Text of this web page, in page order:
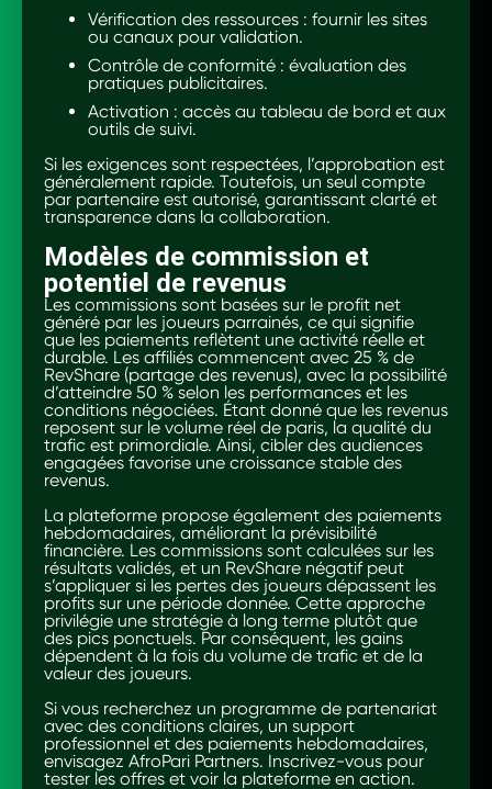
Vérification des ressources : fournir les sites
ou canaux pour validation.
Contrôle de conformité : évaluation des
pratiques publicitaires.
Activation : accès au tableau de bord et aux
outils de suivi.
Si les exigences sont respectées, l’approbation est
généralement rapide. Toutefois, un seul compte
par partenaire est autorisé, garantissant clarté et
transparence dans la collaboration.
Modèles de commission et
potentiel de revenus
Les commissions sont basées sur le profit net
généré par les joueurs parrainés, ce qui signifie
que les paiements reflètent une activité réelle et
durable. Les affiliés commencent avec 25 % de
RevShare (partage des revenus), avec la possibilité
d’atteindre 50 % selon les performances et les
conditions négociées. Étant donné que les revenus
reposent sur le volume réel de paris, la qualité du
trafic est primordiale. Ainsi, cibler des audiences
engagées favorise une croissance stable des
revenus.
La plateforme propose également des paiements
hebdomadaires, améliorant la prévisibilité
financière. Les commissions sont calculées sur les
résultats validés, et un RevShare négatif peut
s’appliquer si les pertes des joueurs dépassent les
profits sur une période donnée. Cette approche
privilégie une stratégie à long terme plutôt que
des pics ponctuels. Par conséquent, les gains
dépendent à la fois du volume de trafic et de la
valeur des joueurs.
Si vous recherchez un programme de partenariat
avec des conditions claires, un support
professionnel et des paiements hebdomadaires,
envisagez AfroPari Partners. Inscrivez-vous pour
tester les offres et voir la plateforme en action.